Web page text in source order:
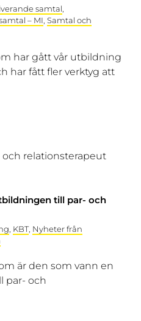
samtal,
– MI, Samtal och
har gått vår utbildning
har fått fler verktyg att
till par- och
, KBT, Nyheter från
är den som vann en
par- och